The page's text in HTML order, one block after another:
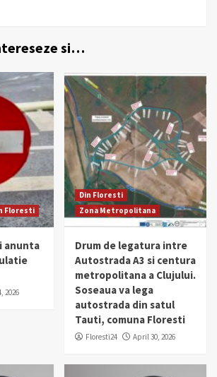
si…
Floresti
anunta
2026
Din Floresti
Zona Metropolitana
Drum de legatura intre
Autostrada A3 si centura
metropolitana a Clujului.
Soseaua va lega
autostrada din satul
Tauti, comuna Floresti
Floresti24 April 30, 2026